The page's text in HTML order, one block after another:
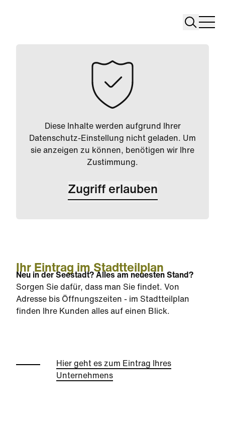
Search
Diese Inhalte werden aufgrund Ihrer
Datenschutz-Einstellung nicht geladen. Um
sie anzeigen zu können, benötigen wir Ihre
Zustimmung.
Zugriff erlauben
Ihr Eintrag im Stadtteilplan
Neu in der Seestadt? Alles am neuesten Stand?
Sorgen Sie dafür, dass man Sie findet. Von
Adresse bis Öffnungszeiten - im Stadtteilplan
finden Ihre Kunden alles auf einen Blick.
Hier geht es zum Eintrag Ihres
Unternehmens